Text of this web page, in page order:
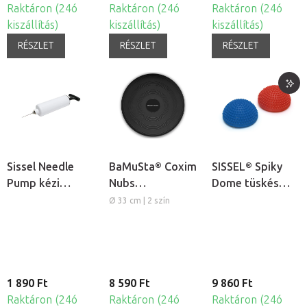
Raktáron (24ó
kiszállítás)
RÉSZLET
Raktáron (24ó
kiszállítás)
RÉSZLET
Raktáron (24ó
kiszállítás)
RÉSZLET
Sissel Needle
Pump kézi
1 890 Ft
Raktáron (24ó
BaMuSta® Coxim
Nubs
egyensúlyozó
Ø 33 cm | 2 szín
8 590 Ft
Raktáron (24ó
SISSEL® Spiky
Dome tüskés
9 860 Ft
Raktáron (24ó